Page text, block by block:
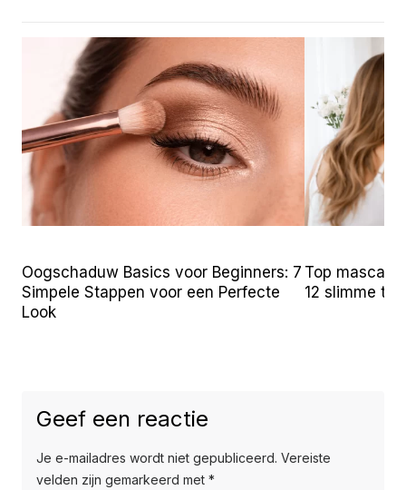
Oogschaduw Basics voor Beginners: 7
Simpele Stappen voor een Perfecte
Look
Top
12 slimme
Geef een reactie
Je e-mailadres wordt niet gepubliceerd. Vereiste
velden zijn gemarkeerd met *